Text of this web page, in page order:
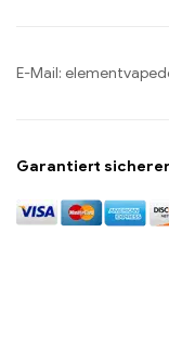
E-Mail:
Garantiert